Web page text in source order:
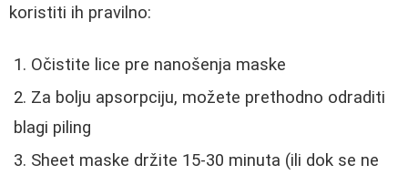
koristiti ih pravilno:
Očistite lice pre nanošenja maske
Za bolju apsorpciju, možete prethodno odraditi
blagi piling
Sheet maske držite 15-30 minuta (ili dok se ne